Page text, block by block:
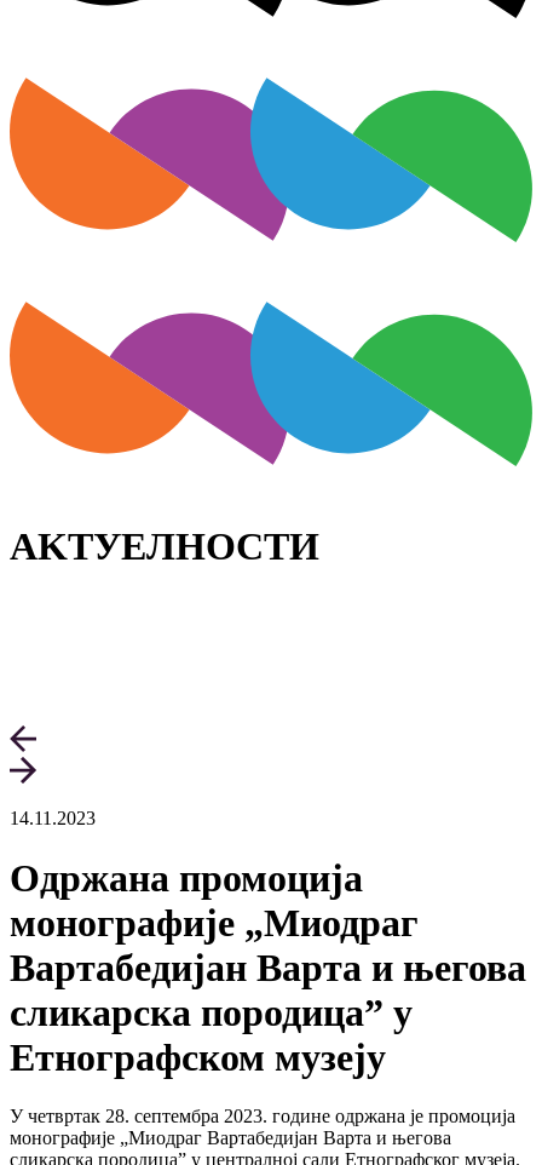
АKТУЕЛНОСТИ
14.11.2023
Одржана промоција
монографије „Миодраг
Вартабедијан Варта и његова
сликарска породица” у
Етнографском музеју
У четвртак 28. септембра 2023. године одржана је промоција
монографије „Миодраг Вартабедијан Варта и његова
сликарска породица” у централној сали Етнографског музеја.